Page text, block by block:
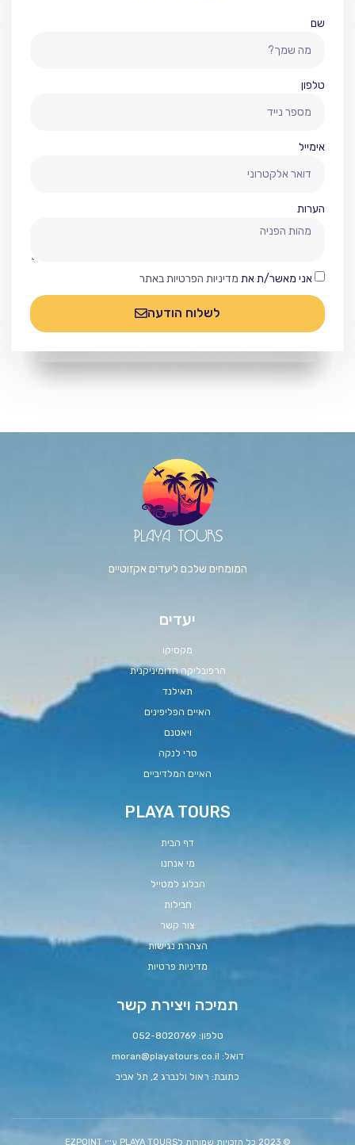
שם
טלפון
אימייל
הערות
אני מאשר/ת את מדיניות הפרטיות באתר
לשלוח הודעה
המומחים שלכם ליעדים אקזוטיים
יעדים
מקסיקו
הרפובליקה הדומיניקנית
תאילנד
האיים הפליפינים
ויאטנם
סרי לנקה
האיים המלדיביים
PLAYA TOURS
דף הבית
מי אנחנו
הבלוג למטייל
חבילות
צור קשר
הצהרת נגישות
מדיניות פרטיות
תמיכה ויצירת קשר
טלפון: 052-8020769
דואל: moran@playatours.co.il
כתובת: ראול ולנברג 2, תל אביב
© 2023 כל הזכויות שמורות לPLAYA TOURS ע׳׳י EZPOINT